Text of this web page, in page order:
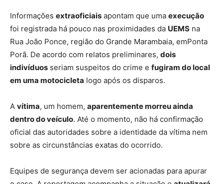
Informações extraoficiais apontam que uma execução
foi registrada há pouco nas proximidades da UEMS na
Rua João Ponce, região do Grande Marambaia, emPonta
Porã. De acordo com relatos preliminares, dois
indivíduos seriam suspeitos do crime e fugiram do local
em uma motocicleta logo após os disparos.
A vítima, um homem, aparentemente morreu ainda
dentro do veículo. Até o momento, não há confirmação
oficial das autoridades sobre a identidade da vítima nem
sobre as circunstâncias exatas do ocorrido.
Equipes de segurança devem ser acionadas para apurar